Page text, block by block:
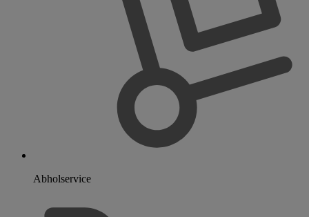
Abholservice